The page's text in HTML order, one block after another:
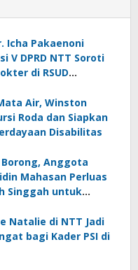
Icha Pakaenoni
V DPRD NTT Soroti
di RSUD
Air, Winston
Roda dan Siapkan
Disabilitas
Anggota
Mahasan Perluas
Singgah untuk
Natalie di NTT Jadi
bagi Kader PSI di